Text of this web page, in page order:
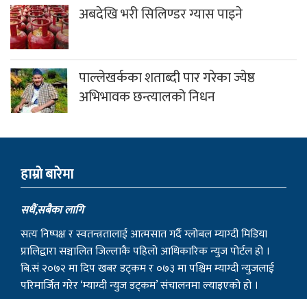
अबदेखि भरी सिलिण्डर ग्यास पाइने
पाल्लेखर्कका शताब्दी पार गरेका ज्येष्ठ
अभिभावक छन्त्यालको निधन
हाम्राे बारेमा
सधैं,सबैका लागि
सत्य निष्पक्ष र स्वतन्त्रतालाई आत्मसात गर्दै ग्लोबल म्याग्दी मिडिया
प्रालिद्वारा सञ्चालित जिल्लाकै पहिलो आधिकारिक न्युज पोर्टल हो ।
बि.सं २०७२ मा दिप खबर डट्कम र ०७३ मा पश्चिम म्याग्दी न्युजलाई
परिमार्जित गरेर ‘म्याग्दी न्युज डट्कम’ संचालनमा ल्याइएको हो ।